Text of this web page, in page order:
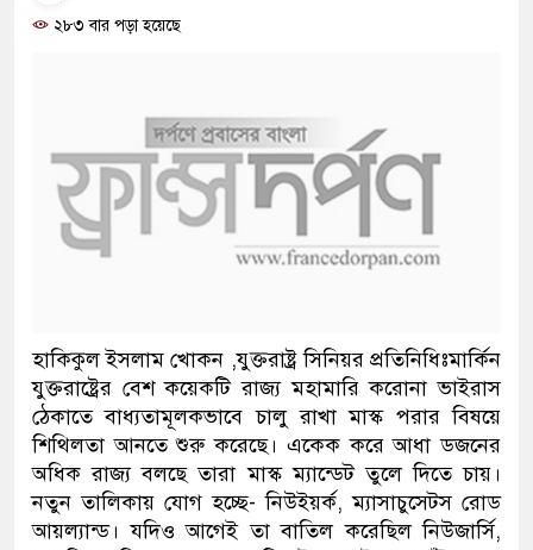
২৮৩ বার পড়া হয়েছে
হাকিকুল ইসলাম খোকন ,যুক্তরাষ্ট্র সিনিয়র প্রতিনিধিঃমার্কিন
যুক্তরাষ্ট্রের বেশ কয়েকটি রাজ্য মহামারি করোনা ভাইরাস
ঠেকাতে বাধ্যতামূলকভাবে চালু রাখা মাস্ক পরার বিষয়ে
শিথিলতা আনতে শুরু করেছে। একেক করে আধা ডজনের
অধিক রাজ্য বলছে তারা মাস্ক ম্যান্ডেট তুলে দিতে চায়।
নতুন তালিকায় যোগ হচ্ছে- নিউইয়র্ক, ম্যাসাচুসেটস রোড
আয়ল্যান্ড। যদিও আগেই তা বাতিল করেছিল নিউজার্সি,